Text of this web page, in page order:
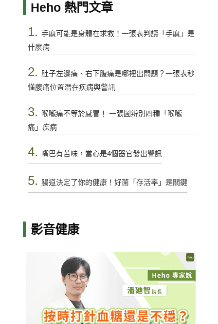
Heho 熱門文章
1. 手麻可能是身體在求救！一張表判讀「手麻」是
什麼病
2. 肚子左邊痛、右下腹痛是哪裡出問題？一張表秒
懂腹痛位置潛在疾病與警訊
3.
喉嚨痛不等於感冒！ 一張圖辨別四種「喉嚨
痛」疾病
4. 嘴巴有苦味，當心是4個器官發出警訊
5. 腸道決定了你的健康！好菌「存活率」是關鍵
影音健康